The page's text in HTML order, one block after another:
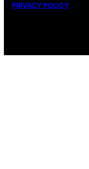
PRIVACY POLICY